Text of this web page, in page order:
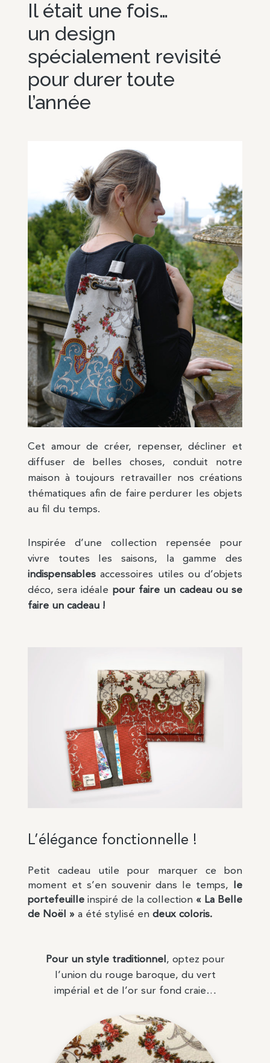
Il était une fois…
un design
spécialement revisité
pour durer toute
l’année
Cet amour de créer, repenser, décliner et
diffuser de belles choses, conduit notre
maison à toujours retravailler nos créations
thématiques afin de faire perdurer les objets
au fil du temps.
Inspirée d’une collection repensée pour
vivre toutes les saisons, la gamme des
indispensablesaccessoires utiles ou d’objets
déco, sera idéale pour faire un cadeau ou se
faire un cadeau !
L’élégance fonctionnelle !
Petit cadeau utile pour marquer ce bon
moment et s’en souvenir dans le temps,
le
portefeuilleinspiré de la collection « La Belle
de Noël » a été stylisé en deux coloris.
Pour un style traditionnel , optez pour
l’union du rouge baroque, du vert
impérial et de l’or sur fond craie…